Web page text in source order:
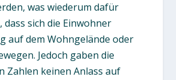
was wiederum dafür
sich die Einwohner
auf dem Wohngelände oder
Jedoch gaben die
Zahlen keinen Anlass auf